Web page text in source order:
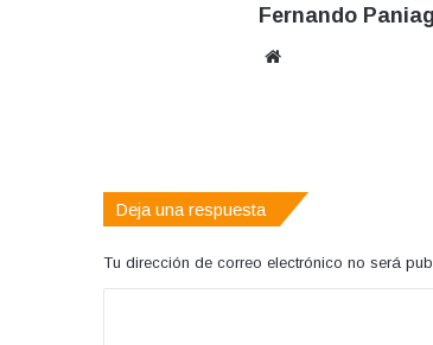
Fernando
Deja una respuesta
Tu dirección de correo electrónico no será